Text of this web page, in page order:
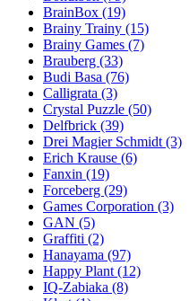
BrainBox (19)
Brainy Trainy (15)
Brainy Games (7)
Brauberg (33)
Budi Basa (76)
Calligrata (3)
Crystal Puzzle (50)
Delfbrick (39)
Drei Magier Schmidt (3)
Erich Krause (6)
Fanxin (19)
Forceberg (29)
Games Corporation (3)
GAN (5)
Graffiti (2)
Hanayama (97)
Happy Plant (12)
IQ-Zabiaka (8)